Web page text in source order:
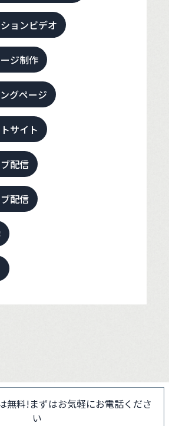
ョンビデオ
ジ制作
グページ
サイト
配信
配信
無料!まずはお気軽にお電話くださ
い